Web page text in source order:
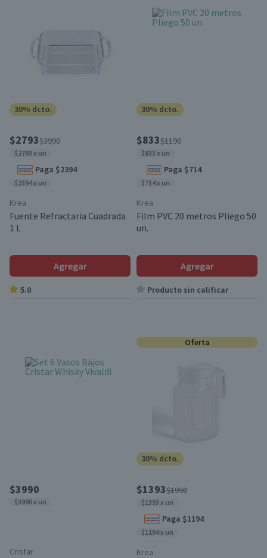
30% dcto.
$2793$3990
$2793 x un
Paga $2394
$2394 x un
Krea
Fuente Refractaria Cuadrada
1 L
Agregar
5.0
30% dcto.
$833$1190
$833 x un
Paga $714
$714 x un
Krea
Film PVC 20 metros Pliego 50
un.
Agregar
Producto sin calificar
$3990
$3990 x un
Cristar
Oferta
30% dcto.
$1393$1990
$1393 x un
Paga $1194
$1194 x un
Krea